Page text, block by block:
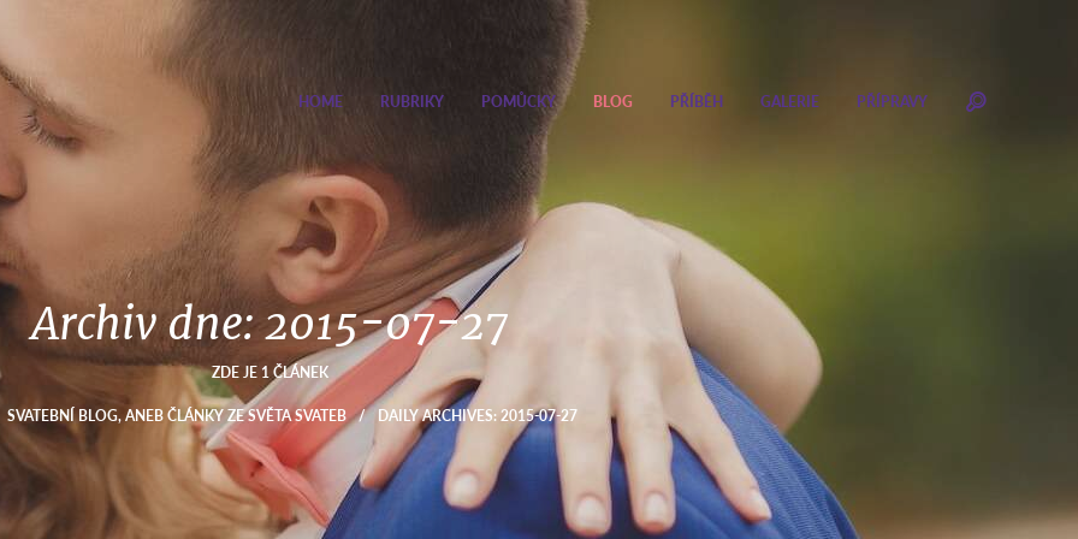
HOME RUBRIKY POMŮCKY BLOG PŘÍBĚH GALERIE PŘÍPRAVY
Archiv dne:2015-07-27
ZDE JE 1 ČLÁNEK
SVATEBNÍ BLOG, ANEB ČLÁNKY ZE SVĚTA SVATEB / DAILY ARCHIVES: 2015-07-27